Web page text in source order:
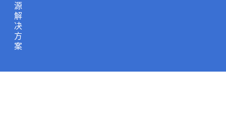
源
解
决
方
案